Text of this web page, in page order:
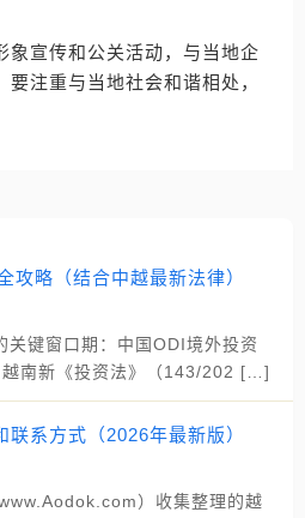
象宣传和公关活动，与当地企
注重与当地社会和谐相处，
攻略（结合中越最新法律）
关键窗口期：中国ODI境外投资
越南新《投资法》（143/202 […]
系方式（2026年最新版）
）收集整理的越